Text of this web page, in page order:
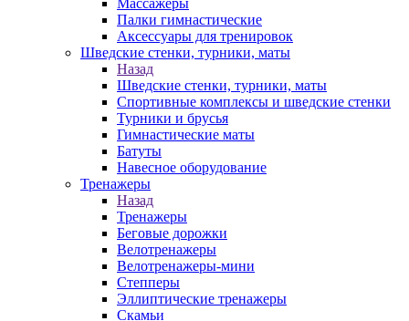
Массажеры
Палки гимнастические
Аксессуары для тренировок
Шведские стенки, турники, маты
Назад
Шведские стенки, турники, маты
Спортивные комплексы и шведские стенки
Турники и брусья
Гимнастические маты
Батуты
Навесное оборудование
Тренажеры
Назад
Тренажеры
Беговые дорожки
Велотренажеры
Велотренажеры-мини
Степперы
Эллиптические тренажеры
Скамьи